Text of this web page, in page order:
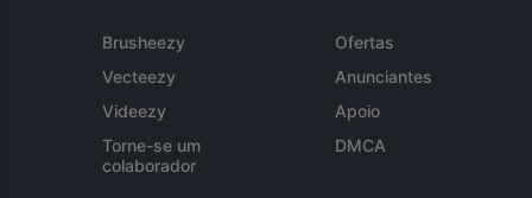
Brusheezy
Vecteezy
Videezy
Torne-se um
colaborador
Ofertas
Anunciantes
Apoio
DMCA